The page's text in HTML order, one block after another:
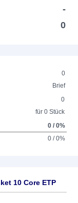
-
0
0
Brief
0
für 0 Stück
0 / 0%
0 / 0%
10 Core ETP